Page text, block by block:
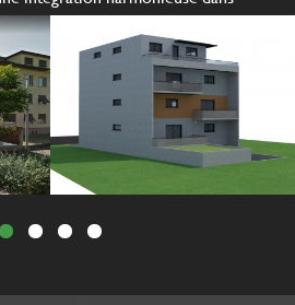
du projet
(6 appartements + 1 attique)
en rez-de-chaussée
terrain en pente / complexe
et volumes équilibrés
naturelle dans chaque logement
approfondie et une conception sur